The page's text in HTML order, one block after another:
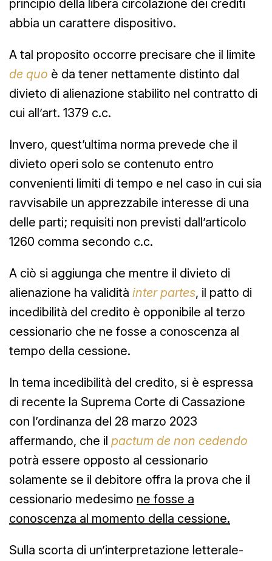
principio della libera circolazione dei crediti
abbia un carattere dispositivo.
A tal proposito occorre precisare che il limite
de quo è da tener nettamente distinto dal
divieto di alienazione stabilito nel contratto di
cui all’art. 1379 c.c.
Invero, quest’ultima norma prevede che il
divieto operi solo se contenuto entro
convenienti limiti di tempo e nel caso in cui sia
ravvisabile un apprezzabile interesse di una
delle parti; requisiti non previsti dall’articolo
1260 comma secondo c.c.
A ciò si aggiunga che mentre il divieto di
alienazione ha validità inter partes, il patto di
incedibilità del credito è opponibile al terzo
cessionario che ne fosse a conoscenza al
tempo della cessione.
In tema incedibilità del credito, si è espressa
di recente la Suprema Corte di Cassazione
con l’ordinanza del 28 marzo 2023
affermando, che il pactum de non cedendo
potrà essere opposto al cessionario
solamente se il debitore offra la prova che il
cessionario medesimo ne fosse a
conoscenza al momento della cessione.
Sulla scorta di un’interpretazione letterale-